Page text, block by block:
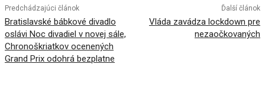
Predchádzajúci článok
Bratislavské bábkové divadlo
oslávi Noc divadiel v novej sále,
Chronoškriatkov ocenených
Grand Prix odohrá bezplatne
Ďalší článok
Vláda zavádza lockdown pre
nezaočkovaných